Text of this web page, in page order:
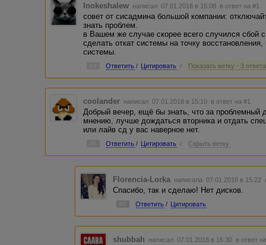
Inokeshalew написал 07.01.2018 в 15:08 в ответ на #1
совет от сисадмина большой компании:
знать проблем.
в Вашем же случае скорее всего случился сбой
сделать откат системы на точку
системы.
Ответить / Цитировать / Показать ветку - 3 ответа
coolander написал 07.01.2018 в 15:10 в ответ на #1
Добрый вечер, ещё бы знать, что за проблемный
мнению, лучше дождаться вторника и отдать
или лайв сд у вас наверное нет.
Ответить / Цитировать / Скрыть ветку
Florencia-Lorka написала 07.01.2018 в 15:22
Спасибо, так и сделаю! Нет дисков.
Ответить / Цитировать
shubbah написал 07.01.2018 в 16:30 в ответ